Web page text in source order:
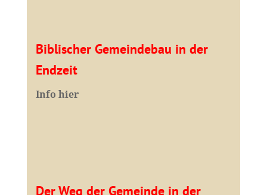
Biblischer Gemeindebau in der
Endzeit
Info hier
Der Weg der Gemeinde in der